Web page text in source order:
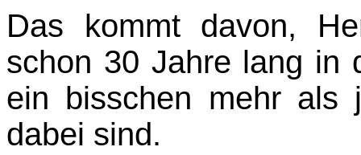
Das kommt davon,
schon 30 Jahre lang in
ein bisschen mehr als
dabei sind.